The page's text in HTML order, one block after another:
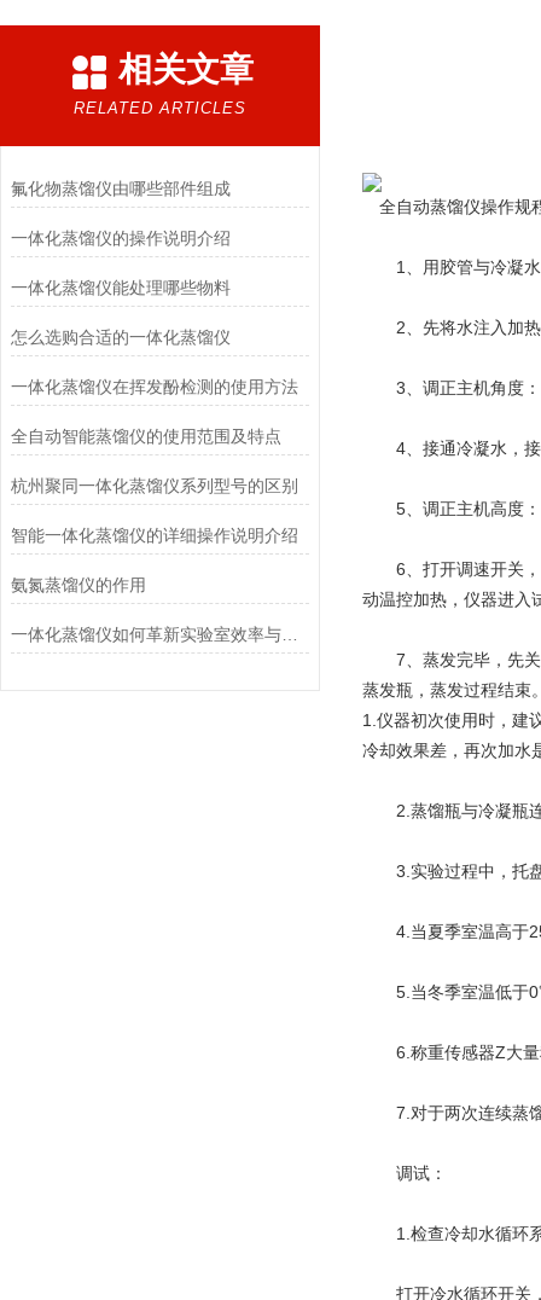
相关文章
RELATED ARTICLES
氟化物蒸馏仪由哪些部件组成
一体化蒸馏仪的操作说明介绍
一体化蒸馏仪能处理哪些物料
怎么选购合适的一体化蒸馏仪
一体化蒸馏仪在挥发酚检测的使用方法
全自动智能蒸馏仪的使用范围及特点
杭州聚同一体化蒸馏仪系列型号的区别
智能一体化蒸馏仪的详细操作说明介绍
氨氮蒸馏仪的作用
一体化蒸馏仪如何革新实验室效率与安全性
全自动蒸馏仪操作规
1、用胶管与冷凝水
2、先将水注入加热
3、调正主机角度：
4、接通冷凝水，接
5、调正主机高度：
6、打开调速开关，
动温控加热，仪器进入
7、蒸发完毕，先关
蒸发瓶，蒸发过程结束
1.仪器初次使用时，建
冷却效果差，再次加水
2.蒸馏瓶与冷凝瓶连
3.实验过程中，托盘
4.当夏季室温高于
5.当冬季室温低于0℃
6.称重传感器Z大量
7.对于两次连续蒸馏
调试：
1.检查冷却水循环
打开冷水循环开关，